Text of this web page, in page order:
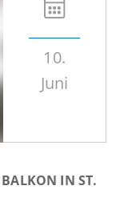
10.
Juni
IN ST.